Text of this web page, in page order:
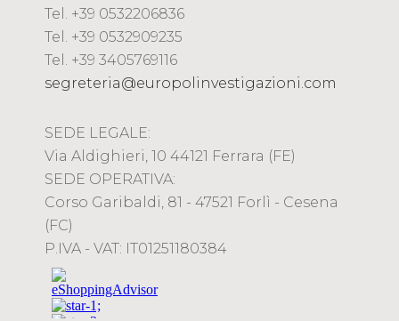
Tel. +39 0532206836
Tel. +39 0532909235
Tel. +39 3405769116
segreteria@europolinvestigazioni.com
SEDE LEGALE:
Via Aldighieri, 10 44121 Ferrara (FE)
SEDE OPERATIVA:
Corso Garibaldi, 81 - 47521 Forlì - Cesena
(FC)
P.IVA - VAT: IT01251180384